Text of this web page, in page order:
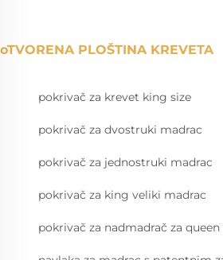
oTVORENA PLOŠTINA KREVETA
pokrivač za krevet king size
pokrivač za dvostruki madrac
pokrivač za jednostruki madrac
pokrivač za king veliki madrac
pokrivač za nadmadrač za